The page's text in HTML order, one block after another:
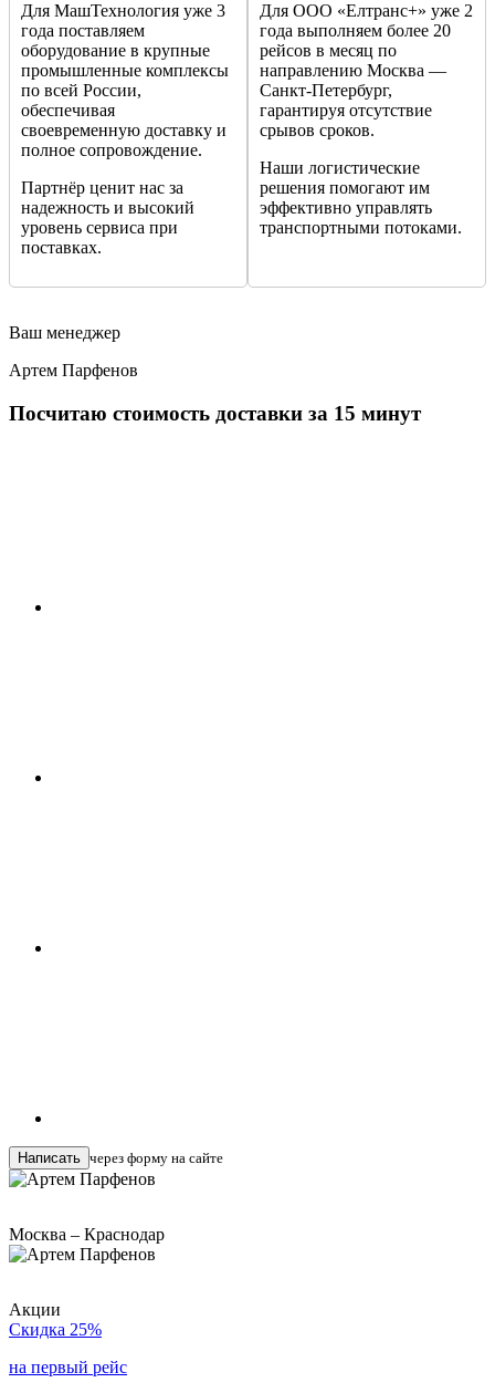
Для МашТехнология уже 3
года поставляем
оборудование в крупные
промышленные комплексы
по всей России,
обеспечивая
своевременную доставку и
полное сопровождение.
Партнёр ценит нас за
надежность и высокий
уровень сервиса при
поставках.
Для ООО «Елтранс+» уже 2
года выполняем более 20
рейсов в месяц по
направлению Москва —
Санкт-Петербург,
гарантируя отсутствие
срывов сроков.
Наши логистические
решения помогают им
эффективно управлять
транспортными потоками.
Ваш менеджер
Артем Парфенов
Посчитаю стоимость доставки за 15 минут
Написать через форму на сайте
Москва – Краснодар
Акции
Скидка 25%
на первый рейс